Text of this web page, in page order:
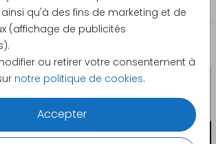
qu'à des fins de marketing et de
(affichage de publicités
ou retirer votre consentement à
notre politique de cookies.
Accepter